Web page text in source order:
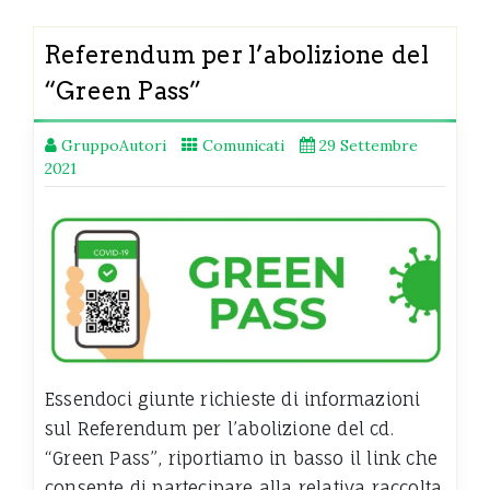
Referendum per l’abolizione del
“Green Pass”
GruppoAutori Comunicati
29 Settembre
2021
Essendoci giunte richieste di informazioni
sul Referendum per l’abolizione del cd.
“Green Pass”, riportiamo in basso il link che